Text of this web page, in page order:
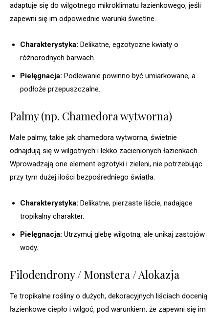
adaptuje się do wilgotnego mikroklimatu łazienkowego, jeśli
zapewni się im odpowiednie warunki świetlne.
Charakterystyka: Delikatne, egzotyczne kwiaty o
różnorodnych barwach.
Pielęgnacja: Podlewanie powinno być umiarkowane, a
podłoże przepuszczalne.
Palmy (np. Chamedora wytworna)
Małe palmy, takie jak chamedora wytworna, świetnie
odnajdują się w wilgotnych i lekko zacienionych łazienkach.
Wprowadzają one element egzotyki i zieleni, nie potrzebując
przy tym dużej ilości bezpośredniego światła.
Charakterystyka: Delikatne, pierzaste liście, nadające
tropikalny charakter.
Pielęgnacja: Utrzymuj glebę wilgotną, ale unikaj zastojów
wody.
Filodendrony / Monstera / Alokazja
Te tropikalne rośliny o dużych, dekoracyjnych liściach docenią
łazienkowe ciepło i wilgoć, pod warunkiem, że zapewni się im